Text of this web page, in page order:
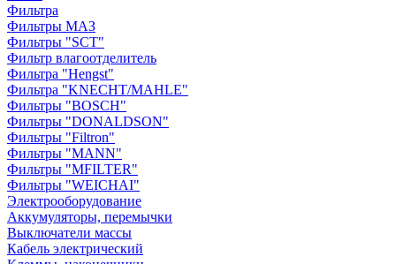
Фильтра
Фильтры МАЗ
Фильтры "SCT"
Фильтр влагоотделитель
Фильтра "Hengst"
Фильтра "KNECHT/MAHLE"
Фильтры "BOSCH"
Фильтры "DONALDSON"
Фильтры "Filtron"
Фильтры "MANN"
Фильтры "MFILTER"
Фильтры "WEICHAI"
Электрооборудование
Аккумуляторы, перемычки
Выключатели массы
Кабель электрический